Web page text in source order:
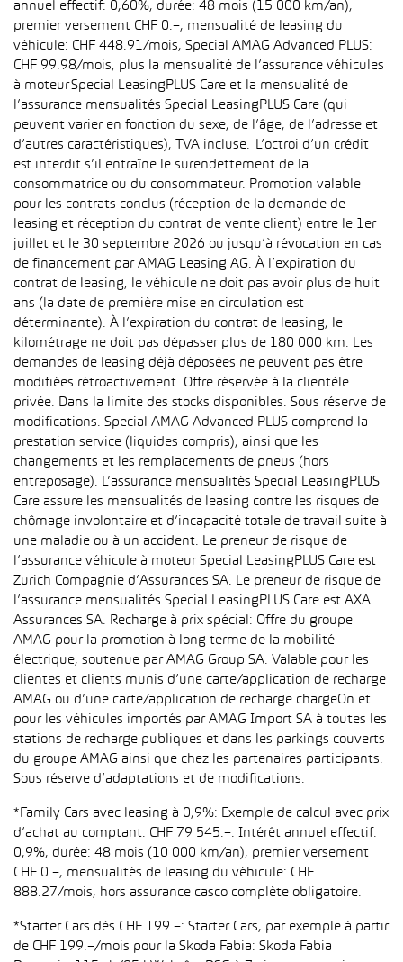
annuel effectif: 0,60%, durée: 48 mois (15 000 km/an),
premier versement CHF 0.–, mensualité de leasing du
véhicule: CHF 448.91/mois, Special AMAG Advanced PLUS:
CHF 99.98/mois, plus la mensualité de l’assurance véhicules
à moteur Special LeasingPLUS Care et la mensualité de
l’assurance mensualités Special LeasingPLUS Care (qui
peuvent varier en fonction du sexe, de l’âge, de l’adresse et
d’autres caractéristiques), TVA incluse. L’octroi d’un crédit
est interdit s’il entraîne le surendettement de la
consommatrice ou du consommateur. Promotion valable
pour les contrats conclus (réception de la demande de
leasing et réception du contrat de vente client) entre le 1er
juillet et le 30 septembre 2026 ou jusqu’à révocation en cas
de financement par AMAG Leasing AG. À l’expiration du
contrat de leasing, le véhicule ne doit pas avoir plus de huit
ans (la date de première mise en circulation est
déterminante). À l’expiration du contrat de leasing, le
kilométrage ne doit pas dépasser plus de 180 000 km. Les
demandes de leasing déjà déposées ne peuvent pas être
modifiées rétroactivement. Offre réservée à la clientèle
privée. Dans la limite des stocks disponibles. Sous réserve de
modifications. Special AMAG Advanced PLUS comprend la
prestation service (liquides compris), ainsi que les
changements et les remplacements de pneus (hors
entreposage). L’assurance mensualités Special LeasingPLUS
Care assure les mensualités de leasing contre les risques de
chômage involontaire et d’incapacité totale de travail suite à
une maladie ou à un accident. Le preneur de risque de
l’assurance véhicule à moteur Special LeasingPLUS Care est
Zurich Compagnie d’Assurances SA. Le preneur de risque de
l’assurance mensualités Special LeasingPLUS Care est AXA
Assurances SA. Recharge à prix spécial: Offre du groupe
AMAG pour la promotion à long terme de la mobilité
électrique, soutenue par AMAG Group SA. Valable pour les
clientes et clients munis d’une carte/application de recharge
AMAG ou d’une carte/application de recharge chargeOn et
pour les véhicules importés par AMAG Import SA à toutes les
stations de recharge publiques et dans les parkings couverts
du groupe AMAG ainsi que chez les partenaires participants.
Sous réserve d’adaptations et de modifications.
*Family Cars avec leasing à 0,9%: Exemple de calcul avec prix
d’achat au comptant: CHF 79 545.–. Intérêt annuel effectif:
0,9%, durée: 48 mois (10 000 km/an), premier versement
CHF 0.–, mensualités de leasing du véhicule: CHF
888.27/mois, hors assurance casco complète obligatoire.
*Starter Cars dès CHF 199.–: Starter Cars, par exemple à partir
de CHF 199.–/mois pour la Skoda Fabia: Skoda Fabia